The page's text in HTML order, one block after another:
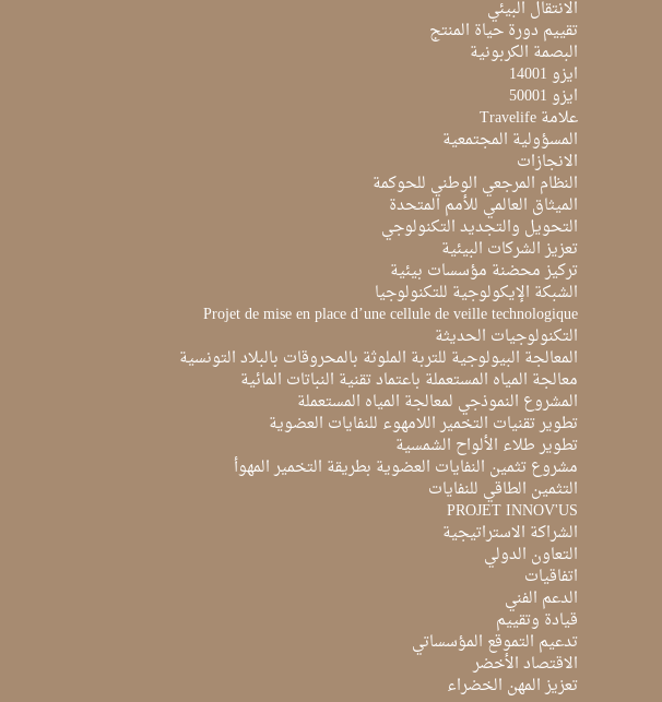
الانتقال البيئي
تقييم دورة حياة المنتج
البصمة الكربونية
ايزو 14001
ايزو 50001
علامة Travelife
المسؤولية المجتمعية
الانجازات
النظام المرجعي الوطني للحوكمة
الميثاق العالمي للأمم المتحدة
التحويل والتجديد التكنولوجي
تعزيز الشركات البيئية
تركيز محضنة مؤسسات بيئية
الشبكة الإيكولوجية للتكنولوجيا
Projet de mise en place d’une cellule de veille technologique
التكنولوجيات الحديثة
المعالجة البيولوجية للتربة الملوثة بالمحروقات بالبلاد التونسية
معالجة المياه المستعملة باعتماد تقنية النباتات المائية
المشروع النموذجي لمعالجة المياه المستعملة
تطوير تقنيات التخمير اللامهوء للنفايات العضوية
تطوير طلاء الألواح الشمسية
مشروع تثمين النفايات العضوية بطريقة التخمير المهوأ
التثمين الطاقي للنفايات
PROJET INNOV'US
الشراكة الاستراتيجية
التعاون الدولي
اتفاقيات
الدعم الفني
قيادة وتقييم
تدعيم التموقع المؤسساتي
الاقتصاد الأخضر
تعزيز المهن الخضراء